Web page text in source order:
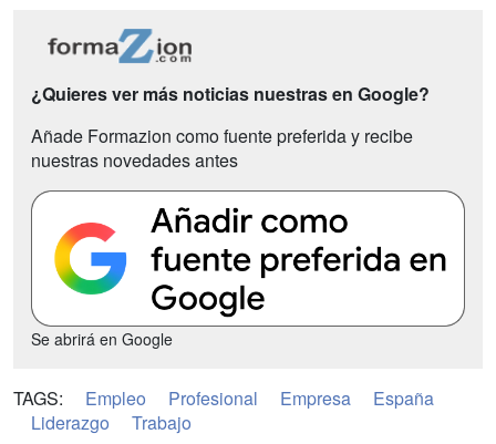
¿Quieres ver más noticias nuestras en Google?
Añade Formazion como fuente preferida y recibe
nuestras novedades antes
Se abrirá en Google
TAGS: Empleo Profesional Empresa
España
Liderazgo
Trabajo